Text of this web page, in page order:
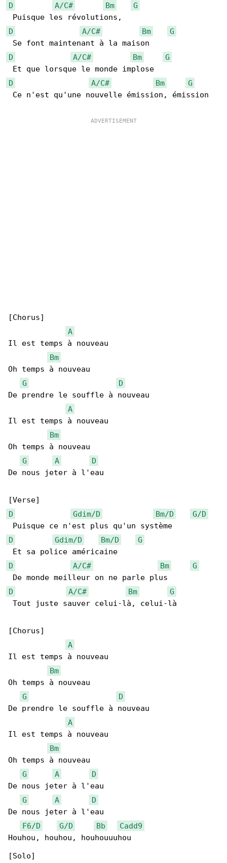
D
A/C# Bm
G
D
A/C# Bm
G
D
A/C# Bm
G
D
A/C# Bm
G
Ce n'est qu'une nouvelle émission, émission
[Chorus]
A
Il est temps à nouveau
Bm
Oh temps à nouveau
G
D
De prendre le souffle à nouveau
A
Il est temps à nouveau
Bm
Oh temps à nouveau
G
A
D
De nous jeter à l'eau
D
Gdim/D Bm/D
G/D
D
Gdim/D Bm/D
G
D
A/C# Bm
G
D
A/C# Bm
G
Tout juste sauver celui-là, celui-là
[Chorus]
A
Il est temps à nouveau
Bm
Oh temps à nouveau
G
D
De prendre le souffle à nouveau
A
Il est temps à nouveau
Bm
Oh temps à nouveau
G
A
D
De nous jeter à l'eau
G
A
D
De nous jeter à l'eau
F6/D
G/D Bb
Cadd9
Houhou, houhou, houhouuuhou